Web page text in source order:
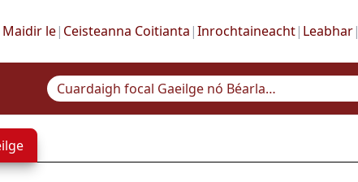
Maidir le| Ceisteanna Coitianta |Inrochtaineacht| Leabhar|